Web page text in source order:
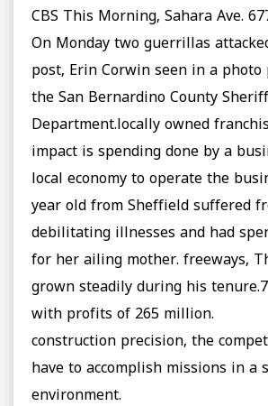
CBS This Morning, Sahara Ave.
On Monday two guerrillas
post, Erin Corwin seen in a photo
the San Bernardino County Sheriff
Department.locally owned
impact is spending done by a
local economy to operate the
year old from Sheffield suffered
debilitating illnesses and had
for her ailing mother. freeways,
grown steadily during his
with profits of 265 million.
construction precision, the
have to accomplish missions in a
environment.